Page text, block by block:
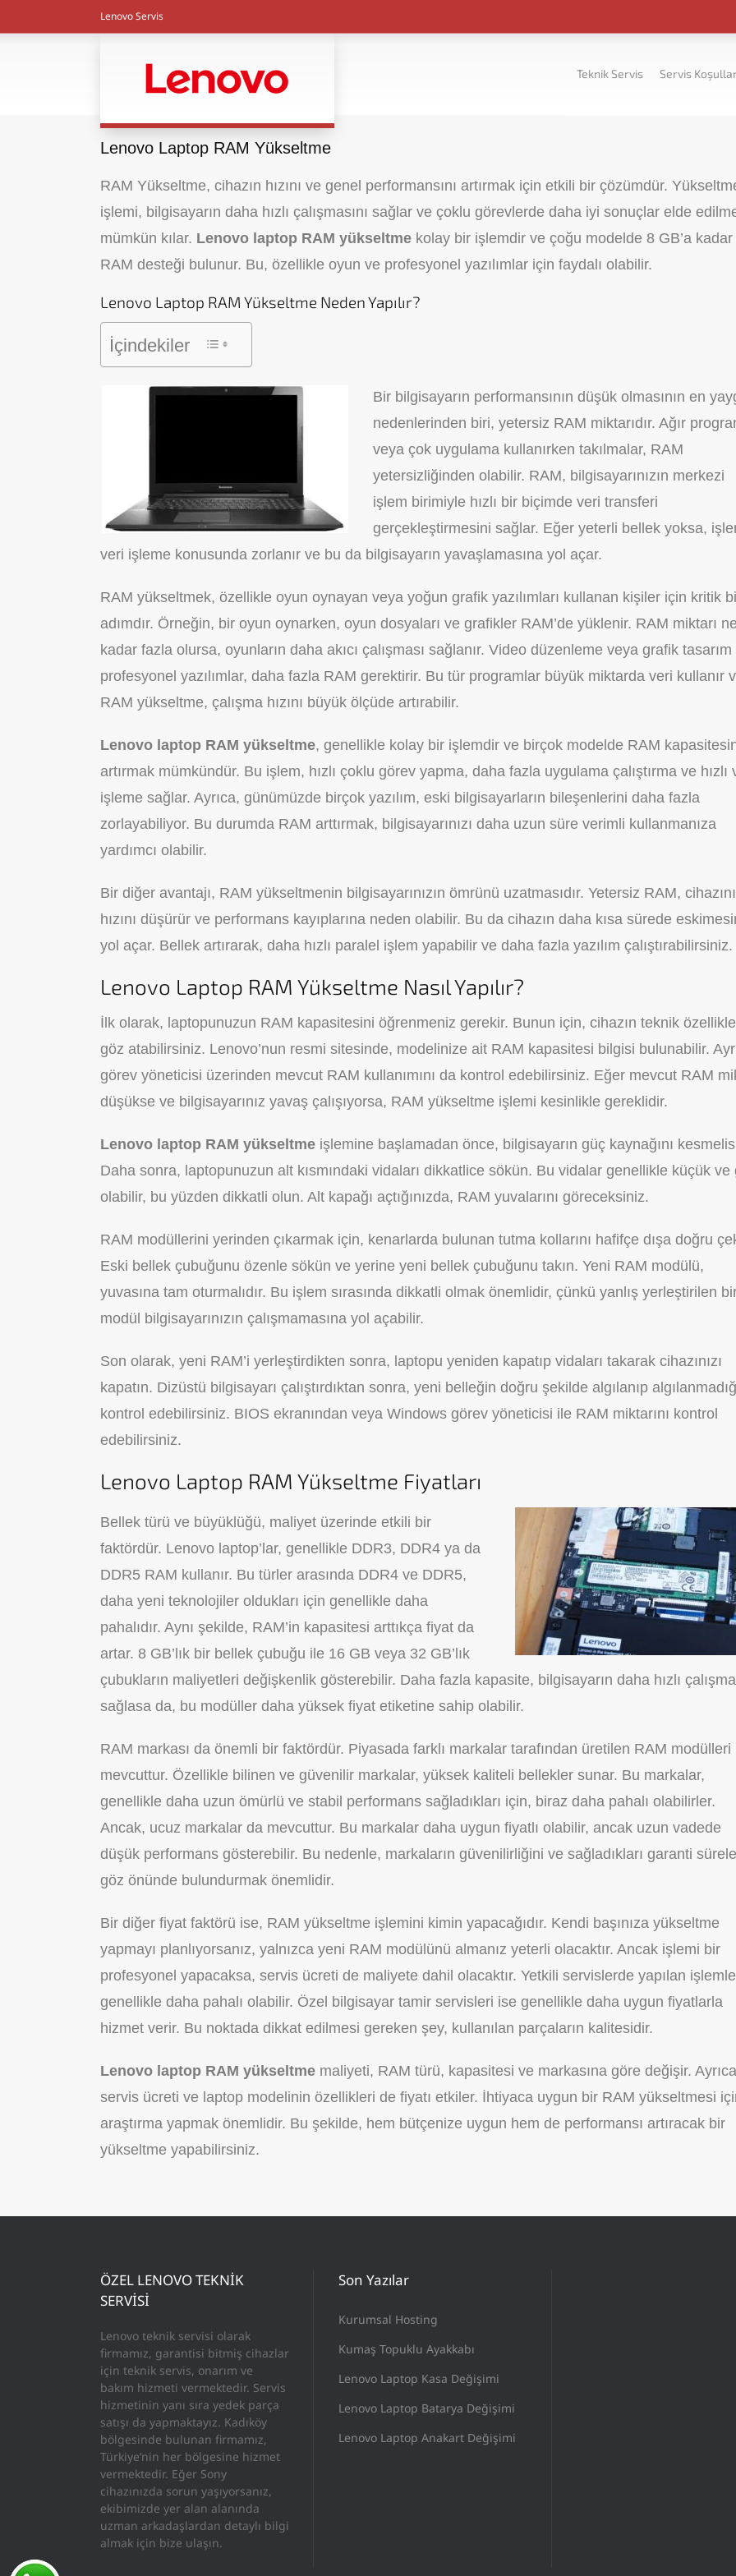
Lenovo Servis
Teknik Servis Servis
Lenovo Laptop RAM Yükseltme
RAM Yükseltme, cihazın hızını ve genel performansını artırmak için etkili bir çözümdür.
işlemi, bilgisayarın daha hızlı çalışmasını sağlar ve çoklu görevlerde daha iyi sonuçlar elde
mümkün kılar. Lenovo laptop RAM yükseltme kolay bir işlemdir ve çoğu modelde 8 GB’a kadar
RAM desteği bulunur. Bu, özellikle oyun ve profesyonel yazılımlar için faydalı olabilir.
Lenovo Laptop RAM Yükseltme Neden Yapılır?
İçindekiler
Bir bilgisayarın performansının düşük olmasının en
nedenlerinden biri, yetersiz RAM miktarıdır. Ağır
veya çok uygulama kullanırken takılmalar, RAM
yetersizliğinden olabilir. RAM, bilgisayarınızın merkezi
işlem birimiyle hızlı bir biçimde veri transferi
gerçekleştirmesini sağlar. Eğer yeterli bellek yoksa,
veri işleme konusunda zorlanır ve bu da bilgisayarın yavaşlamasına yol açar.
RAM yükseltmek, özellikle oyun oynayan veya yoğun grafik yazılımları kullanan kişiler için kritik
adımdır. Örneğin, bir oyun oynarken, oyun dosyaları ve grafikler RAM’de yüklenir. RAM miktarı
kadar fazla olursa, oyunların daha akıcı çalışması sağlanır. Video düzenleme veya grafik
profesyonel yazılımlar, daha fazla RAM gerektirir. Bu tür programlar büyük miktarda veri kullanır
RAM yükseltme, çalışma hızını büyük ölçüde artırabilir.
Lenovo laptop RAM yükseltme, genellikle kolay bir işlemdir ve birçok modelde RAM
artırmak mümkündür. Bu işlem, hızlı çoklu görev yapma, daha fazla uygulama çalıştırma ve hızlı
işleme sağlar. Ayrıca, günümüzde birçok yazılım, eski bilgisayarların bileşenlerini daha fazla
zorlayabiliyor. Bu durumda RAM arttırmak, bilgisayarınızı daha uzun süre verimli kullanmanıza
yardımcı olabilir.
Bir diğer avantajı, RAM yükseltmenin bilgisayarınızın ömrünü uzatmasıdır. Yetersiz RAM,
hızını düşürür ve performans kayıplarına neden olabilir. Bu da cihazın daha kısa sürede
yol açar. Bellek artırarak, daha hızlı paralel işlem yapabilir ve daha fazla yazılım çalıştırabilirsiniz.
Lenovo Laptop RAM Yükseltme Nasıl Yapılır?
İlk olarak, laptopunuzun RAM kapasitesini öğrenmeniz gerekir. Bunun için, cihazın teknik
göz atabilirsiniz. Lenovo’nun resmi sitesinde, modelinize ait RAM kapasitesi bilgisi bulunabilir.
görev yöneticisi üzerinden mevcut RAM kullanımını da kontrol edebilirsiniz. Eğer mevcut RAM
düşükse ve bilgisayarınız yavaş çalışıyorsa, RAM yükseltme işlemi kesinlikle gereklidir.
Lenovo laptop RAM yükseltme işlemine başlamadan önce, bilgisayarın güç kaynağını
Daha sonra, laptopunuzun alt kısmındaki vidaları dikkatlice sökün. Bu vidalar genellikle küçük ve
olabilir, bu yüzden dikkatli olun. Alt kapağı açtığınızda, RAM yuvalarını göreceksiniz.
RAM modüllerini yerinden çıkarmak için, kenarlarda bulunan tutma kollarını hafifçe dışa doğru
Eski bellek çubuğunu özenle sökün ve yerine yeni bellek çubuğunu takın. Yeni RAM modülü,
yuvasına tam oturmalıdır. Bu işlem sırasında dikkatli olmak önemlidir, çünkü yanlış yerleştirilen
modül bilgisayarınızın çalışmamasına yol açabilir.
Son olarak, yeni RAM’i yerleştirdikten sonra, laptopu yeniden kapatıp vidaları takarak cihazınızı
kapatın. Dizüstü bilgisayarı çalıştırdıktan sonra, yeni belleğin doğru şekilde algılanıp
kontrol edebilirsiniz. BIOS ekranından veya Windows görev yöneticisi ile RAM miktarını kontrol
edebilirsiniz.
Lenovo Laptop RAM Yükseltme Fiyatları
Bellek türü ve büyüklüğü, maliyet üzerinde etkili bir
faktördür. Lenovo laptop’lar, genellikle DDR3, DDR4 ya da
DDR5 RAM kullanır. Bu türler arasında DDR4 ve DDR5,
daha yeni teknolojiler oldukları için genellikle daha
pahalıdır. Aynı şekilde, RAM’in kapasitesi arttıkça fiyat da
artar. 8 GB’lık bir bellek çubuğu ile 16 GB veya 32 GB’lık
çubukların maliyetleri değişkenlik gösterebilir. Daha fazla kapasite, bilgisayarın daha hızlı
sağlasa da, bu modüller daha yüksek fiyat etiketine sahip olabilir.
RAM markası da önemli bir faktördür. Piyasada farklı markalar tarafından üretilen RAM modülleri
mevcuttur. Özellikle bilinen ve güvenilir markalar, yüksek kaliteli bellekler sunar. Bu markalar,
genellikle daha uzun ömürlü ve stabil performans sağladıkları için, biraz daha pahalı olabilirler.
Ancak, ucuz markalar da mevcuttur. Bu markalar daha uygun fiyatlı olabilir, ancak uzun vadede
düşük performans gösterebilir. Bu nedenle, markaların güvenilirliğini ve sağladıkları garanti
göz önünde bulundurmak önemlidir.
Bir diğer fiyat faktörü ise, RAM yükseltme işlemini kimin yapacağıdır. Kendi başınıza yükseltme
yapmayı planlıyorsanız, yalnızca yeni RAM modülünü almanız yeterli olacaktır. Ancak işlemi bir
profesyonel yapacaksa, servis ücreti de maliyete dahil olacaktır. Yetkili servislerde yapılan
genellikle daha pahalı olabilir. Özel bilgisayar tamir servisleri ise genellikle daha uygun fiyatlarla
hizmet verir. Bu noktada dikkat edilmesi gereken şey, kullanılan parçaların kalitesidir.
Lenovo laptop RAM yükseltme maliyeti, RAM türü, kapasitesi ve markasına göre değişir.
servis ücreti ve laptop modelinin özellikleri de fiyatı etkiler. İhtiyaca uygun bir RAM yükseltmesi
araştırma yapmak önemlidir. Bu şekilde, hem bütçenize uygun hem de performansı artıracak bir
yükseltme yapabilirsiniz.
ÖZEL LENOVO TEKNİK
SERVİSİ
Lenovo teknik servisi olarak
firmamız, garantisi bitmiş cihazlar
için teknik servis, onarım ve
bakım hizmeti vermektedir. Servis
hizmetinin yanı sıra yedek parça
satışı da yapmaktayız. Kadıköy
bölgesinde bulunan firmamız,
Türkiye’nin her bölgesine hizmet
vermektedir. Eğer Sony
cihazınızda sorun yaşıyorsanız,
ekibimizde yer alan alanında
uzman arkadaşlardan detaylı bilgi
almak için bize ulaşın.
Son Yazılar
Kurumsal Hosting
Kumaş Topuklu Ayakkabı
Lenovo Laptop Kasa Değişimi
Lenovo Laptop Batarya Değişimi
Lenovo Laptop Anakart Değişimi